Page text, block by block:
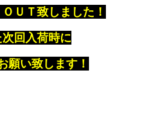
ＵＴ致しました！
次回入荷時に
願い致します！